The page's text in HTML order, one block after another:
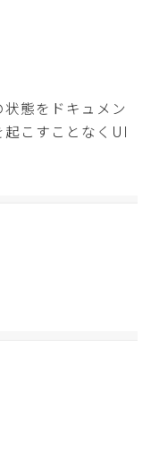
態をドキュメン
起こすことなくUI